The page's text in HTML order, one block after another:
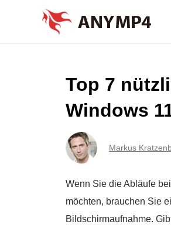
Top 7
Windows
Markus
Wenn Sie die Abläufe
möchten, brauchen Sie
Bildschirmaufnahme.